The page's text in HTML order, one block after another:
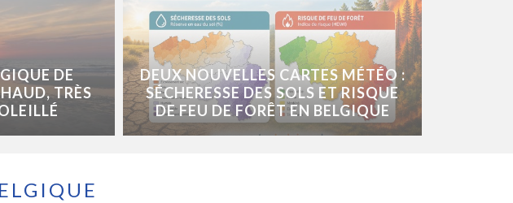
DE
TRÈS
DEUX NOUVELLES CARTES MÉTÉO :
SÉCHERESSE DES SOLS ET RISQUE
DE FEU DE FORÊT EN BELGIQUE